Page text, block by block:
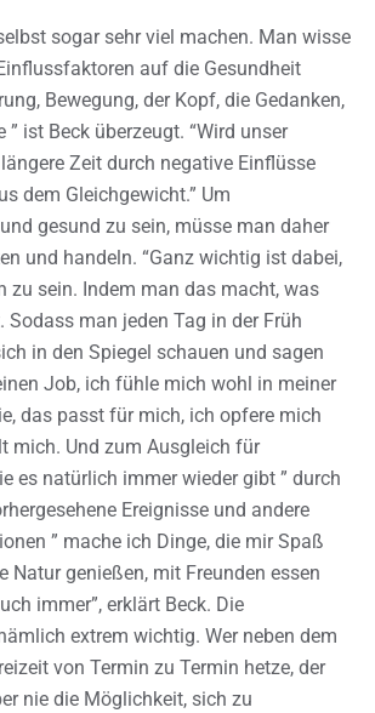
sogar sehr viel machen. Man wisse
auf die Gesundheit
Bewegung, der Kopf, die Gedanken,
” ist Beck überzeugt. “Wird unser
Zeit durch negative Einflüsse
dem Gleichgewicht.” Um
gesund zu sein, müsse man daher
und handeln. “Ganz wichtig ist dabei,
zu sein. Indem man das macht, was
Sodass man jeden Tag in der Früh
in den Spiegel schauen und sagen
Job, ich fühle mich wohl in meiner
das passt für mich, ich opfere mich
mich. Und zum Ausgleich für
es natürlich immer wieder gibt ” durch
Ereignisse und andere
” mache ich Dinge, die mir Spaß
Natur genießen, mit Freunden essen
immer”, erklärt Beck. Die
extrem wichtig. Wer neben dem
von Termin zu Termin hetze, der
nie die Möglichkeit, sich zu